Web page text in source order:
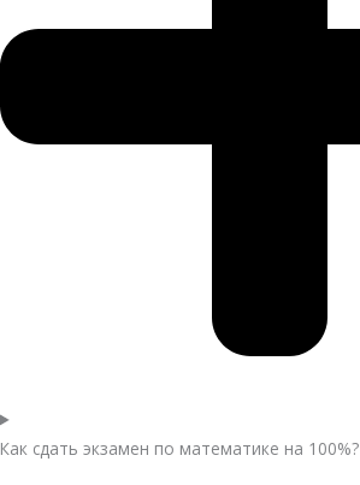
Как сдать экзамен по математике на 100%?